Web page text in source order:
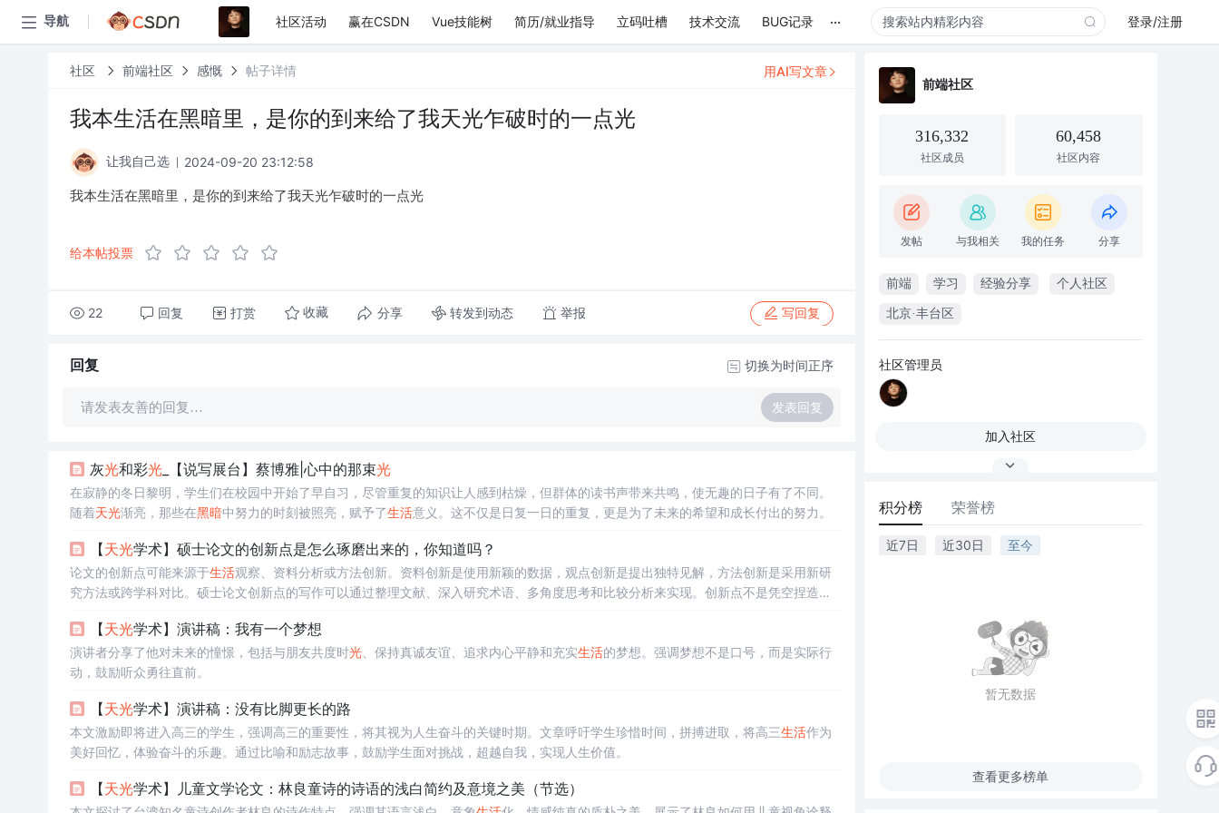
导航 社区活动 赢在CSDN Vue技能树 简历/就业指导 立码吐槽 技术交流 BUG记录 ... 登录/注册
社区 前端社区 感慨 帖子详情
我本生活在黑暗里，是你的到来给了我天光乍破时的一点光
让我自己选 2024-09-20 23:12:58
我本生活在黑暗里，是你的到来给了我天光乍破时的一点光
给本帖投票
22 回复 打赏 收藏 分享 转发到动态 举报 写回复
用AI写文章
回复 切换为时间正序
请发表友善的回复… 发表回复
灰光和彩光_【说写展台】蔡博雅|心中的那束光
在寂静的冬日黎明，学生们在校园中开始了早自习，尽管重复的知识让人感到枯燥，但群体的读书声带来共鸣，使无趣的日子有了不同。
随着天光渐亮，那些在黑暗中努力的时刻被照亮，赋予了生活意义。这不仅是日复一日的重复，更是为了未来的希望和成长付出的努力。
【天光学术】硕士论文的创新点是怎么琢磨出来的，你知道吗？
论文的创新点可能来源于生活观察、资料分析或方法创新。资料创新是使用新颖的数据，观点创新是提出独特见解，方法创新是采用新研
究方法或跨学科对比。硕士论文创新点的写作可以通过整理文献、深入研究术语、多角度思考和比较分析来实现。创新点不是凭空捏造，
【天光学术】演讲稿：我有一个梦想
演讲者分享了他对未来的憧憬，包括与朋友共度时光、保持真诚友谊、追求内心平静和充实生活的梦想。强调梦想不是口号，而是实际行
动，鼓励听众勇往直前。
【天光学术】演讲稿：没有比脚更长的路
本文激励即将进入高三的学生，强调高三的重要性，将其视为人生奋斗的关键时期。文章呼吁学生珍惜时间，拼搏进取，将高三生活作为
美好回忆，体验奋斗的乐趣。通过比喻和励志故事，鼓励学生面对挑战，超越自我，实现人生价值。
【天光学术】儿童文学论文：林良童诗的诗语的浅白简约及意境之美（节选）
前端社区
316,332
社区成员
60,458
社区内容
发帖 与我相关 我的任务 分享
前端 学习 经验分享 个人社区
北京·丰台区
社区管理员
加入社区
积分榜 荣誉榜
近7日 近30日 至今
暂无数据
查看更多榜单